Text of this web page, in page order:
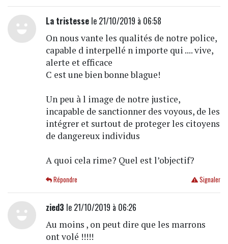
La tristessele 21/10/2019 à 06:58
On nous vante les qualités de notre police,
capable d interpellé n importe qui .... vive,
alerte et efficace
C est une bien bonne blague!
Un peu à l image de notre justice,
incapable de sanctionner des voyous, de les
intégrer et surtout de proteger les citoyens
de dangereux individus
A quoi cela rime? Quel est l’objectif?
Signaler
Répondre
zied3 le 21/10/2019 à 06:26
Au moins , on peut dire que les marrons
ont volé !!!!!